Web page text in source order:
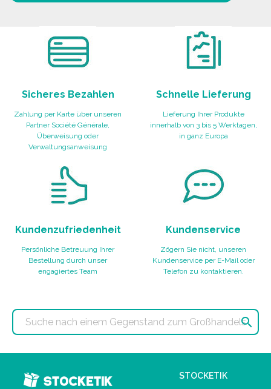
Sicheres Bezahlen
Zahlung per Karte über unseren
Partner Société Générale,
Überweisung oder
Verwaltungsanweisung
Schnelle Lieferung
Lieferung Ihrer Produkte
innerhalb von 3 bis 5 Werktagen,
in ganz Europa
Kundenzufriedenheit
Persönliche Betreuung Ihrer
Bestellung durch unser
engagiertes Team
Kundenservice
Zögern Sie nicht, unseren
Kundenservice per E-Mail oder
Telefon zu kontaktieren.

STOCKETIK